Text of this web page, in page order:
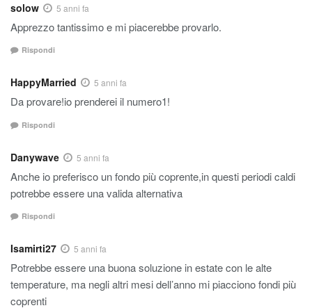
solow 5 anni fa
Apprezzo tantissimo e mi piacerebbe provarlo.
Rispondi
HappyMarried 5 anni fa
Da provare!io prenderei il numero1!
Rispondi
Danywave 5 anni fa
Anche io preferisco un fondo più coprente,in questi periodi caldi
potrebbe essere una valida alternativa
Rispondi
Isamirti27 5 anni fa
Potrebbe essere una buona soluzione in estate con le alte
temperature, ma negli altri mesi dell’anno mi piacciono fondi più
coprenti